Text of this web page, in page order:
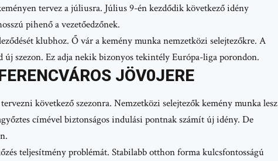
tervez a júliusra. Július 9-én kezdődik következő idény
pihenő a vezetőedzőnek.
klubhoz. Ő vár a kemény munka nemzetközi selejtezőkre. A
új szezon. Ez adja nekik bizonyos tekintély Európa-liga porondon.
JÖV0JERE
következő szezonra. Nemzetközi selejtezők kemény munka lesz
címével biztonságos indulási pontnak számít új idény. De
teljesítmény problémát. Stabilabb otthon forma kulcsfontosságú